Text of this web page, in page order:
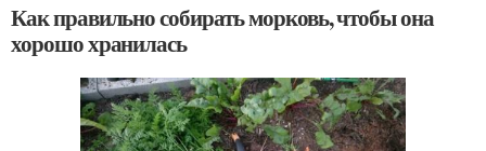
Как правильно собирать морковь, чтобы она
хорошо хранилась